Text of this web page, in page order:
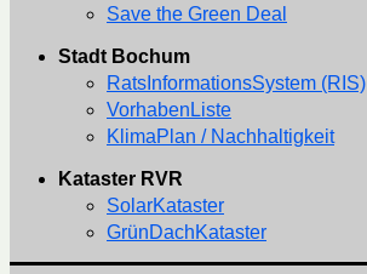
Save the Green Deal
Stadt Bochum
RatsInformationsSystem (RIS)
VorhabenListe
KlimaPlan / Nachhaltigkeit
Kataster RVR
SolarKataster
GrünDachKataster